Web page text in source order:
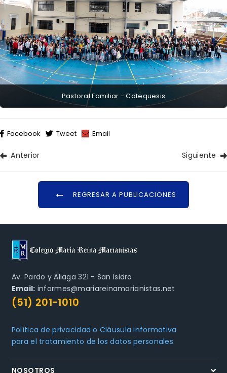
Pastoral Familiar - Catequesis
Facebook Tweet Email
Anterior Siguiente
REGRESAR A PUBLICACIONES
Av. Pardo y Aliaga 321 - San Isidro
Email: informes@mariareinamarianistas.net
(51) 201-1010
Política de privacidad o Cláusula informativa
para el tratamiento de los datos personales
NOSOTROS